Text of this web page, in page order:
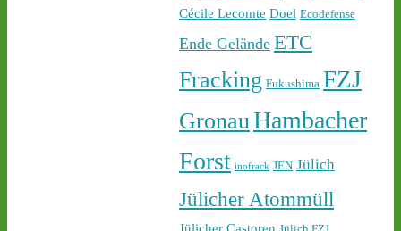
1 2
Castor stoppen!
@castorstoppen.bsky.social
22.45 Uhr - der 12. Castor
aus Jülich mit Ziel Ahaus
rollt - Polizei baut
Cécile Lecomte Doel Ecodefense
Ende Gelände ETC
Fracking Fukushima FZJ
GronauHambacher
Forst inofrack JEN Jülich
Jülicher Atommüll